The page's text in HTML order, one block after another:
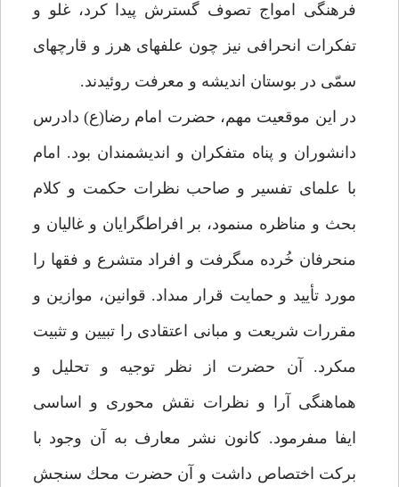
فرهنگى امواج تصوف گسترش پيدا كرد، غلو و
تفكرات انحرافى نيز چون علف‏هاى هرز و قارچ‏هاى
سمّى در بوستان انديشه و معرفت روئيدند.
در اين موقعيت مهم، حضرت امام رضا(ع) دادرس
دانشوران و پناه متفكران و انديشمندان بود. امام
با علماى تفسير و صاحب نظرات حكمت و كلام
بحث و مناظره مى‏نمود، بر افراطگرايان و غاليان و
منحرفان خُرده مى‏گرفت و افراد متشرع و فقها را
مورد تأييد و حمايت قرار مى‏داد. قوانين، موازين و
مقررات شريعت و مبانى اعتقادى را تبيين و تثبيت
مى‏كرد. آن حضرت از نظر توجيه و تحليل و
هماهنگى آرا و نظرات نقش محورى و اساسى
ايفا مى‏فرمود. كانون نشر معارف به آن وجود با
بركت اختصاص داشت و آن حضرت محك سنجش